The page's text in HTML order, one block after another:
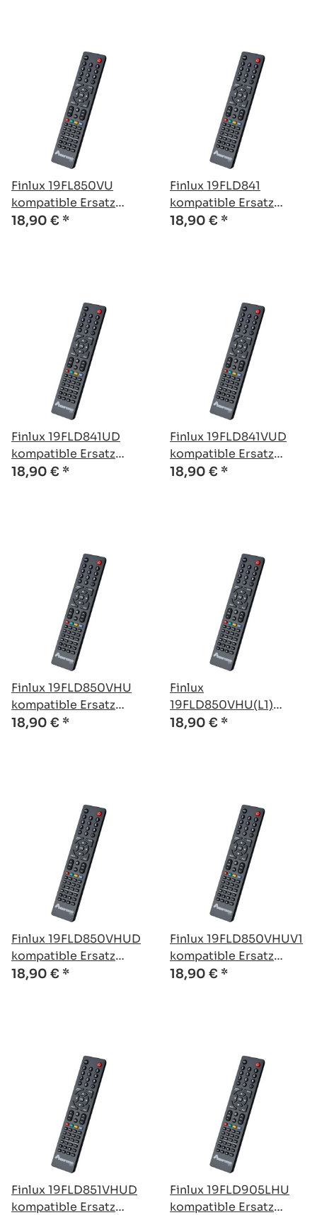
Finlux 19FL850VU
kompatible Ersatz
Fernbedienung
18,90 € *
Finlux 19FLD841
kompatible Ersatz
Fernbedienung
18,90 € *
Finlux 19FLD841UD
kompatible Ersatz
Fernbedienung
18,90 € *
Finlux 19FLD841VUD
kompatible Ersatz
Fernbedienung
18,90 € *
Finlux 19FLD850VHU
kompatible Ersatz
Fernbedienung
18,90 € *
Finlux
19FLD850VHU(L1)
kompatible Ersatz
18,90 € *
Finlux 19FLD850VHUD
kompatible Ersatz
Fernbedienung
18,90 € *
Finlux 19FLD850VHUV1
kompatible Ersatz
Fernbedienung
18,90 € *
Finlux 19FLD851VHUD
kompatible Ersatz
Finlux 19FLD905LHU
kompatible Ersatz